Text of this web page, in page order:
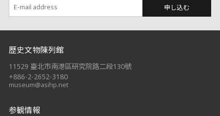
申し込む
:::
歷史文物陳列館
11529 臺北市南港區研究院路二段130號
+886-2-2652-3180
museum@asihp.net
参観情報